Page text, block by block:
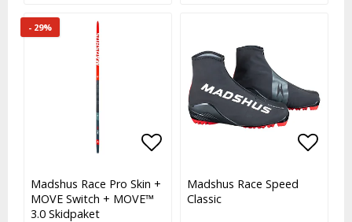
- 29%
Lägg till i favoritlistan
Lägg till i favoritlistan
Madshus Race Pro Skin +
MOVE Switch + MOVE™
3.0 Skidpaket
Madshus Race Speed
Classic